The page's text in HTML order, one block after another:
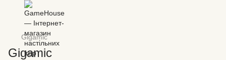
Gіgamіc
Gіgamіc